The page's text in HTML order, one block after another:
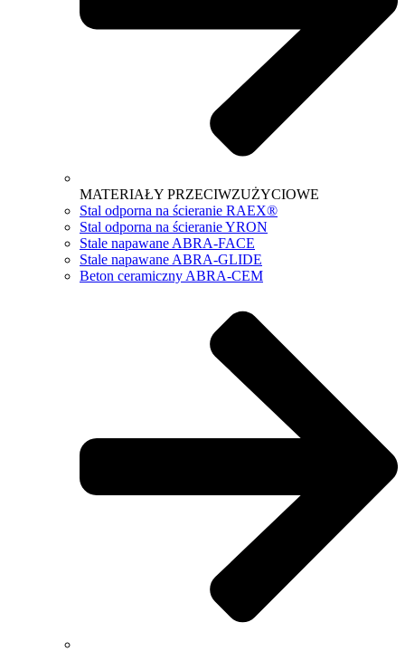
MATERIAŁY PRZECIWZUŻYCIOWE
Stal odporna na ścieranie RAEX®
Stal odporna na ścieranie YRON
Stale napawane ABRA-FACE
Stale napawane ABRA-GLIDE
Beton ceramiczny ABRA-CEM